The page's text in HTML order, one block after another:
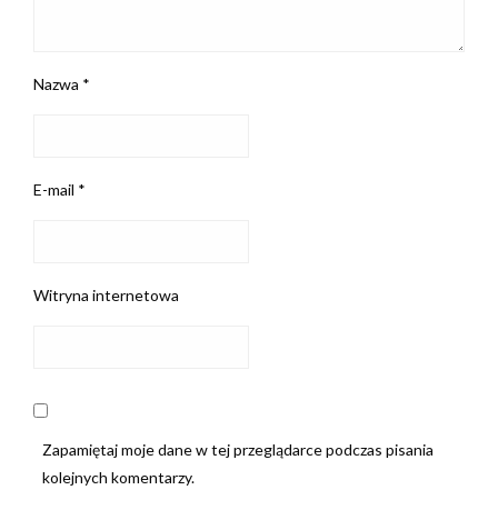
Nazwa *
E-mail *
Witryna internetowa
Zapamiętaj moje dane w tej przeglądarce podczas pisania
kolejnych komentarzy.